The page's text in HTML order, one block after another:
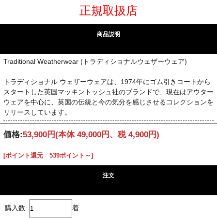
正規取扱店
商品説明
Traditional Weatherwear (トラディショナルウェザーウェア)
トラディショナル ウェザーウェアは、1974年にゴム引きコートから
スタートした英国マッキントッシュ社のブランドで、現在はアウター
ウェアを中心に、英国の伝統と今の気分を感じさせるコレクションを
リリースしています。
価格:53,900円(本体 49,000円、税 4,900円)
[ポイント還元 539ポイント～]
注文
購入数: 着